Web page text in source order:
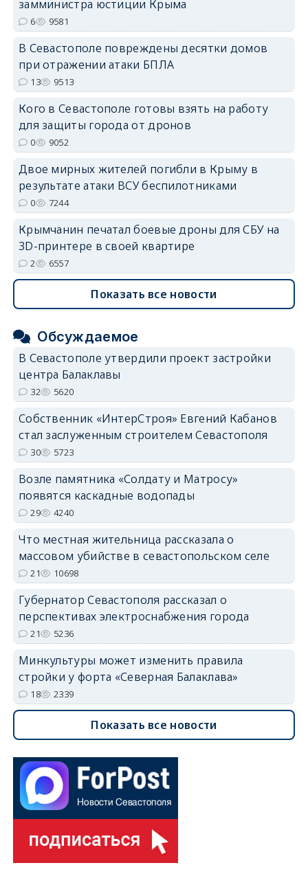
замминистра юстиции Крыма
6 9581
В Севастополе повреждены десятки домов
при отражении атаки БПЛА
13 9513
Кого в Севастополе готовы взять на работу
для защиты города от дронов
0 9052
Двое мирных жителей погибли в Крыму в
результате атаки ВСУ беспилотниками
0 7244
Крымчанин печатал боевые дроны для СБУ на
3D-принтере в своей квартире
2 6557
Показать все новости
Обсуждаемое
В Севастополе утвердили проект застройки
центра Балаклавы
32 5620
Собственник «ИнтерСтроя» Евгений Кабанов
стал заслуженным строителем Севастополя
30 5723
Возле памятника «Солдату и Матросу»
появятся каскадные водопады
29 4240
Что местная жительница рассказала о
массовом убийстве в севастопольском селе
21 10698
Губернатор Севастополя рассказал о
перспективах электроснабжения города
21 5236
Минкультуры может изменить правила
стройки у форта «Северная Балаклава»
18 2339
Показать все новости